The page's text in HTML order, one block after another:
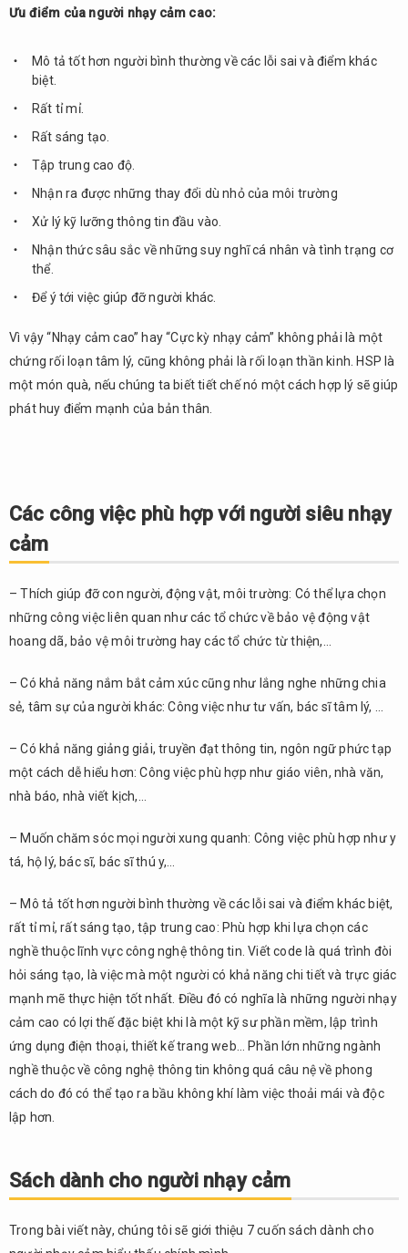
Ưu điểm của người nhạy cảm cao:
Mô tả tốt hơn người bình thường về các lỗi sai và điểm khác
biệt.
Rất tỉ mỉ.
Rất sáng tạo.
Tập trung cao độ.
Nhận ra được những thay đổi dù nhỏ của môi trường
Xử lý kỹ lưỡng thông tin đầu vào.
Nhận thức sâu sắc về những suy nghĩ cá nhân và tình trạng cơ
thể.
Để ý tới việc giúp đỡ người khác.
Vì vậy “Nhạy cảm cao” hay “Cực kỳ nhạy cảm” không phải là một
chứng rối loạn tâm lý, cũng không phải là rối loạn thần kinh. HSP là
một món quà, nếu chúng ta biết tiết chế nó một cách hợp lý sẽ giúp
phát huy điểm mạnh của bản thân.
Các công việc phù hợp với người siêu nhạy
cảm
– Thích giúp đỡ con người, động vật, môi trường: Có thể lựa chọn
những công việc liên quan như các tổ chức về bảo vệ động vật
hoang dã, bảo vệ môi trường hay các tổ chức từ thiện,…
– Có khả năng nắm bắt cảm xúc cũng như lắng nghe những chia
sẻ, tâm sự của người khác: Công việc như tư vấn, bác sĩ tâm lý, …
– Có khả năng giảng giải, truyền đạt thông tin, ngôn ngữ phức tạp
một cách dễ hiểu hơn: Công việc phù hợp như giáo viên, nhà văn,
nhà báo, nhà viết kịch,…
– Muốn chăm sóc mọi người xung quanh: Công việc phù hợp như y
tá, hộ lý, bác sĩ, bác sĩ thú y,…
– Mô tả tốt hơn người bình thường về các lỗi sai và điểm khác biệt,
rất tỉ mỉ, rất sáng tạo, tập trung cao: Phù hợp khi lựa chọn các
nghề thuộc lĩnh vực công nghệ thông tin. Viết code là quá trình đòi
hỏi sáng tạo, là việc mà một người có khả năng chi tiết và trực giác
mạnh mẽ thực hiện tốt nhất. Điều đó có nghĩa là những người nhạy
cảm cao có lợi thế đặc biệt khi là một kỹ sư phần mềm, lập trình
ứng dụng điện thoại, thiết kế trang web… Phần lớn những ngành
nghề thuộc về công nghệ thông tin không quá câu nệ về phong
cách do đó có thể tạo ra bầu không khí làm việc thoải mái và độc
lập hơn.
Sách dành cho người nhạy cảm
Trong bài viết này, chúng tôi sẽ giới thiệu 7 cuốn sách dành cho